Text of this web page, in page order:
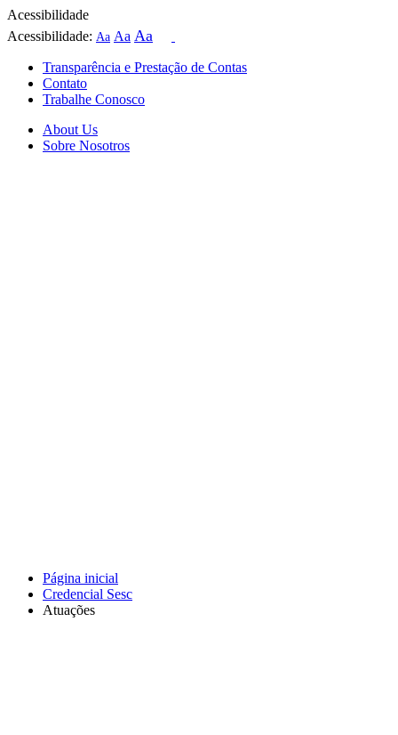
Acessibilidade
Acessibilidade: Aa Aa Aa
Transparência e Prestação de Contas
Contato
Trabalhe Conosco
About Us
Sobre Nosotros
Página inicial
Credencial Sesc
Atuações